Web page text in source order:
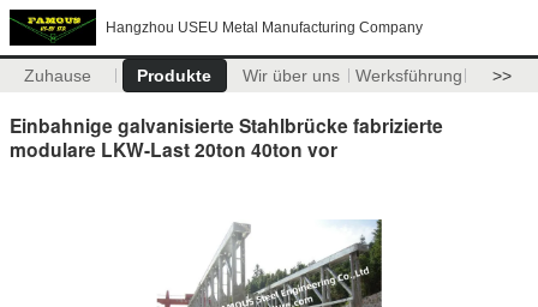
Hangzhou USEU Metal Manufacturing Company
Zuhause Produkte Wir über uns Werksführung >>
Einbahnige galvanisierte Stahlbrücke fabrizierte
modulare LKW-Last 20ton 40ton vor